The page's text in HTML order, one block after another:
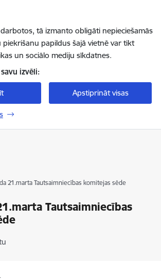
tā izmanto obligāti nepieciešamās
piekrišanu papildus šajā vietnē var tikt
un sociālo mediju sīkdatnes.
izvēli:
Apstiprināt visas
21.marta Tautsaimniecības komitejas sēde
Tautsaimniecības